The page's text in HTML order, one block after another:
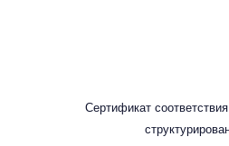
Сертификат